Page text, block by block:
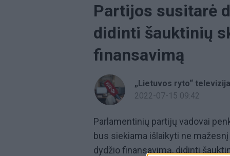
Partijos susitarė
didinti šauktinių
finansavimą
„Lietuvos ryto“ televizija
2022-07-15 09:42
Parlamentinių partijų vadovai
bus siekiama išlaikyti ne
dydžio finansavimą, didinti